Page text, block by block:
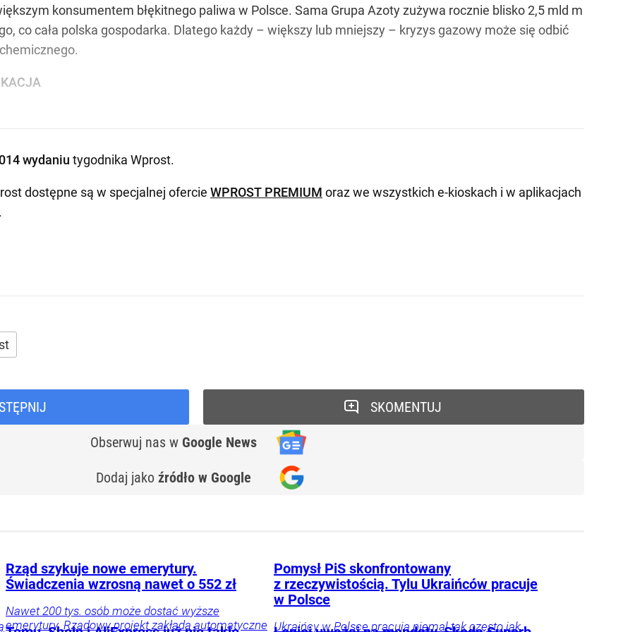
konsumentem błękitnego paliwa w Polsce. Sama Grupa Azoty zużywa rocznie blisko 2,5 mld m
co cała polska gospodarka. Dlatego każdy – większy lub mniejszy – kryzys gazowy może się odbić
wydaniu tygodnika Wprost.
dostępne są w specjalnej ofercie WPROST PREMIUM oraz we wszystkich e-kioskach i w aplikacjach
Obserwuj nas w Google News
Dodaj jako źródło w Google
SKOMENTUJ
Rząd szykuje nowe emerytury.
Świadczenia wzrosną nawet o 552 zł
Nawet 200 tys. osób może dostać wyższe
emerytury. Rządowy projekt zakłada automatyczne
Pomysł PiS skonfrontowany
z rzeczywistością. Tylu Ukraińców pracuje
w Polsce
Ukraińcy w Polsce pracują niemal tak często jak